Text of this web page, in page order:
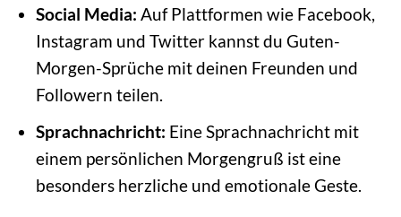
Social Media: Auf Plattformen wie Facebook,
Instagram und Twitter kannst du Guten-
Morgen-Sprüche mit deinen Freunden und
Followern teilen.
Sprachnachricht: Eine Sprachnachricht mit
einem persönlichen Morgengruß ist eine
besonders herzliche und emotionale Geste.